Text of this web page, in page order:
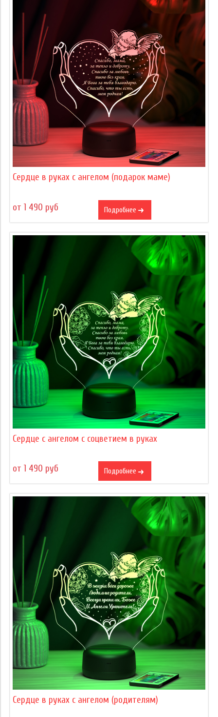
Сердце в руках с ангелом (подарок маме)
от 1 490 руб Подробнее
Сердце c ангелом с соцветием в руках
от 1 490 руб Подробнее
Сердце в руках с ангелом (родителям)